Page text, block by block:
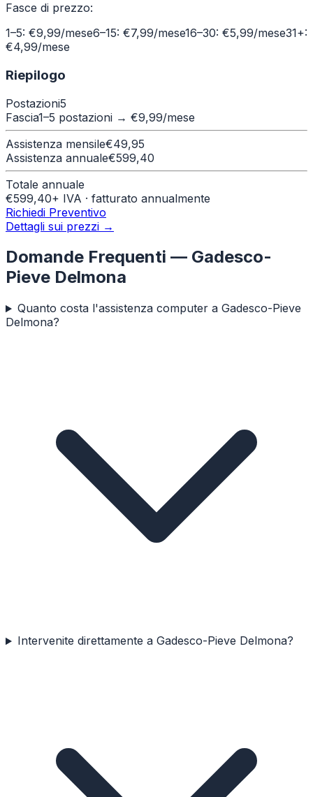
Fasce di prezzo:
1–5: €9,99/mese6–15: €7,99/mese16–30: €5,99/mese31+:
€4,99/mese
Riepilogo
Postazioni5
Fascia1–5 postazioni → €9,99/mese
Assistenza mensile€49,95
Assistenza annuale€599,40
Totale annuale
€599,40+ IVA · fatturato annualmente
Richiedi Preventivo
Dettagli sui prezzi →
Domande Frequenti — Gadesco-
Pieve Delmona
Quanto costa l'assistenza computer a Gadesco-Pieve
Delmona?
Intervenite direttamente a Gadesco-Pieve Delmona?